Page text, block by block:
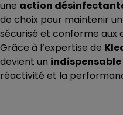
une action
de choix pour maintenir
sécurisé et conforme aux
Grâce à l’expertise de
devient un indispensable
réactivité et la